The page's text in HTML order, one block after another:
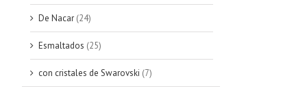
De Nacar (24)
Esmaltados (25)
con cristales de Swarovski (7)